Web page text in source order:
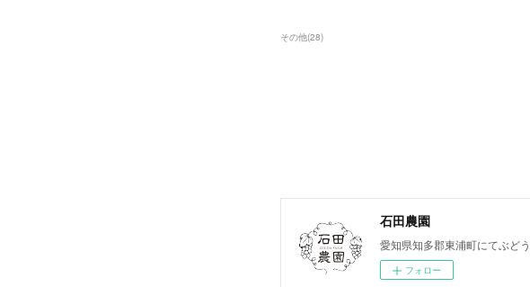
その他(28)
石田農園
愛知県知多郡東浦町にてぶど
フォロー